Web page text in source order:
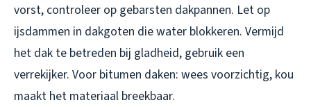
vorst, controleer op gebarsten dakpannen. Let op
ijsdammen in dakgoten die water blokkeren. Vermijd
het dak te betreden bij gladheid, gebruik een
verrekijker. Voor bitumen daken: wees voorzichtig, kou
maakt het materiaal breekbaar.